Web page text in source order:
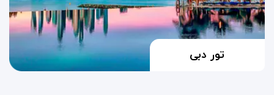
تور دبی